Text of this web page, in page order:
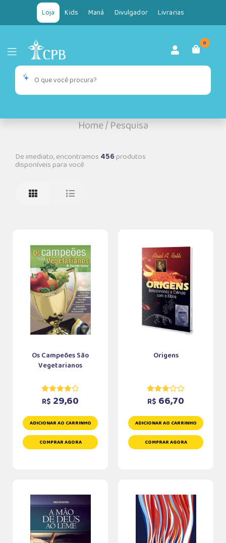
Loja Kids Maná Divulgador Livrarias
0
Home/Pesquisa
De imediato, encontramos 456produtos
disponíveis para você
Os Campeões São
Vegetarianos
R$ 29,60
ADICIONAR AO CARRINHO
COMPRAR AGORA
Origens
R$ 66,70
ADICIONAR AO CARRINHO
COMPRAR AGORA